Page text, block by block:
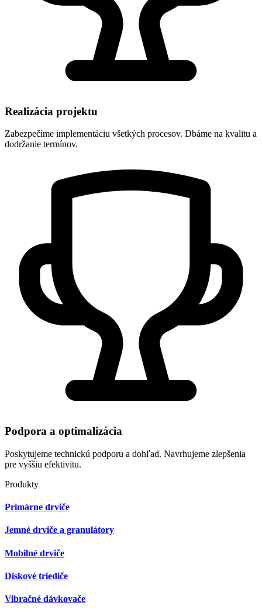
Realizácia projektu
Zabezpečíme implementáciu všetkých procesov. Dbáme na kvalitu a
dodržanie termínov.
Podpora a optimalizácia
Poskytujeme technickú podporu a dohľad. Navrhujeme zlepšenia
pre vyššiu efektivitu.
Produkty
Primárne drviče
Jemné drviče a granulátory
Mobilné drviče
Diskové triediče
Vibračné dávkovače